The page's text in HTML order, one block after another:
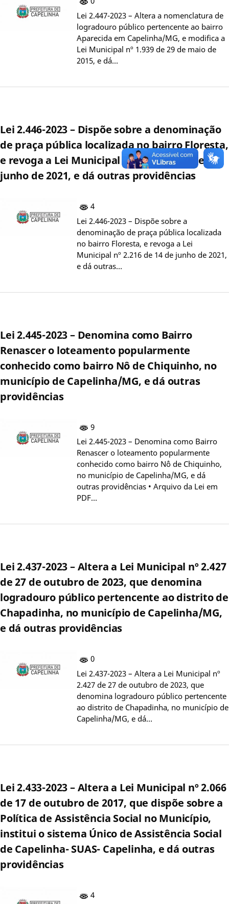
Lei 2.447-2023 – Altera a nomenclatura de
logradouro público pertencente ao bairro
Aparecida em Capelinha/MG, e modifica a
Lei Municipal nº 1.939 de 29 de maio de
2015, e dá…
Lei 2.446-2023 – Dispõe sobre a denominação
de praça pública localizada no bairro Floresta,
e revoga a Lei Municipal nº 2.216 de 14 de
junho de 2021, e dá outras providências
4
Lei 2.446-2023 – Dispõe sobre a
denominação de praça pública localizada
no bairro Floresta, e revoga a Lei
Municipal nº 2.216 de 14 de junho de 2021,
e dá outras…
Lei 2.445-2023 – Denomina como Bairro
Renascer o loteamento popularmente
conhecido como bairro Nô de Chiquinho, no
município de Capelinha/MG, e dá outras
providências
9
Lei 2.445-2023 – Denomina como Bairro
Renascer o loteamento popularmente
conhecido como bairro Nô de Chiquinho,
no município de Capelinha/MG, e dá
outras providências • Arquivo da Lei em
PDF…
Lei 2.437-2023 – Altera a Lei Municipal nº 2.427
de 27 de outubro de 2023, que denomina
logradouro público pertencente ao distrito de
Chapadinha, no município de Capelinha/MG,
e dá outras providências
0
Lei 2.437-2023 – Altera a Lei Municipal nº
2.427 de 27 de outubro de 2023, que
denomina logradouro público pertencente
ao distrito de Chapadinha, no município de
Capelinha/MG, e dá…
Lei 2.433-2023 – Altera a Lei Municipal nº 2.066
de 17 de outubro de 2017, que dispõe sobre a
Política de Assistência Social no Município,
institui o sistema Único de Assistência Social
de Capelinha- SUAS- Capelinha, e dá outras
providências
4